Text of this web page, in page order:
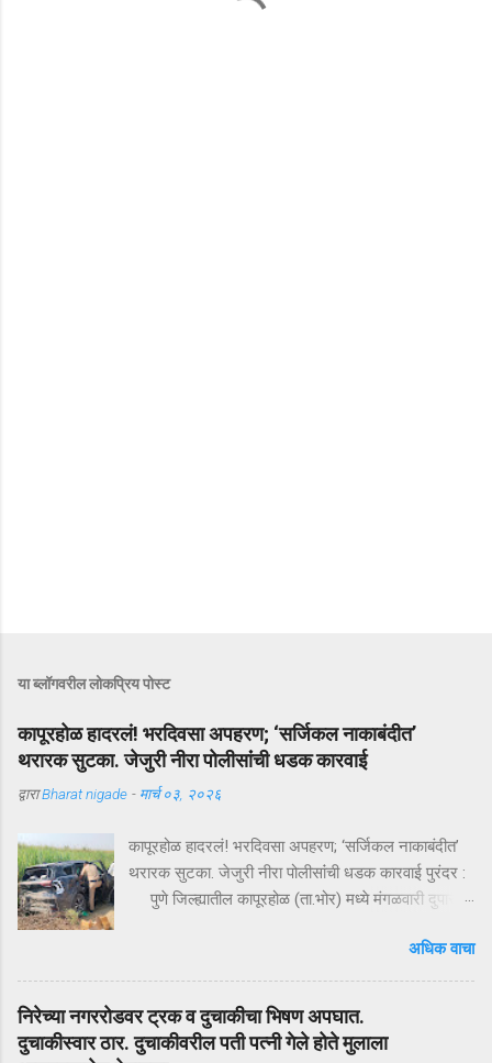
या ब्लॉगवरील लोकप्रिय पोस्ट
कापूरहोळ हादरलं! भरदिवसा अपहरण; ‘सर्जिकल नाकाबंदीत’
थरारक सुटका. जेजुरी नीरा पोलीसांंची धडक कारवाई
द्वाराBharat nigade - मार्च ०३, २०२६
कापूरहोळ हादरलं! भरदिवसा अपहरण; ‘सर्जिकल नाकाबंदीत’
थरारक सुटका. जेजुरी नीरा पोलीसांंची धडक कारवाई पुरंदर :
पुणे जिल्ह्यातील कापूरहोळ (ता.भोर) मध्ये मंगळवारी दुपारी
अक्षरशः हादरवून सोडलं. एका नामांकित व्यापाऱ्याच्या १८ वर्षीय
मुलाला भरदिवसा काळ्या XUVमधून जबरदस्तीने उचलून
नेण्यात आलं आणि काही क्षणांत गावात भीतीचं सावट दाटून
आलं. पण काही तासांतच पोलिसांनी उभारलेल्या ‘सर्जिकल
नाकाबंदी’मुळे चित्र पालटलं—आणि युवकाची सुखरूप सुटका
अधिक वाचा
निरेच्या नगररोडवर ट्रक व दुचाकीचा भिषण अपघात.
दुचाकीस्वार ठार. दुचाकीवरील पती पत्नी गेले होते मुलाला